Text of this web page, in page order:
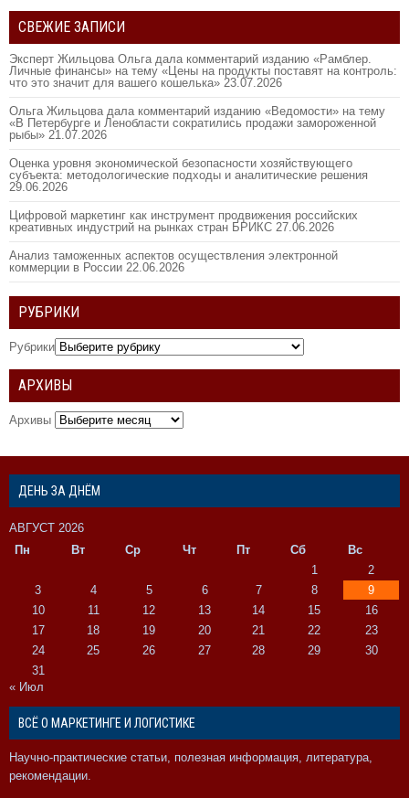
СВЕЖИЕ ЗАПИСИ
Эксперт Жильцова Ольга дала комментарий изданию «Рамблер.
Личные финансы» на тему «Цены на продукты поставят на контроль:
что это значит для вашего кошелька» 23.07.2026
Ольга Жильцова дала комментарий изданию «Ведомости» на тему
«В Петербурге и Ленобласти сократились продажи замороженной
рыбы» 21.07.2026
Оценка уровня экономической безопасности хозяйствующего
субъекта: методологические подходы и аналитические решения
29.06.2026
Цифровой маркетинг как инструмент продвижения российских
креативных индустрий на рынках стран БРИКС 27.06.2026
Анализ таможенных аспектов осуществления электронной
коммерции в России 22.06.2026
РУБРИКИ
Рубрики
АРХИВЫ
Архивы
ДЕНЬ ЗА ДНЁМ
АВГУСТ 2026
Пн
Вт Ср Чт Пт Сб
Вс
1
2
3
4 5 6 7 8
9
10
11 12 13 14 15
16
17
18 19 20 21 22
23
24
25 26 27 28 29
30
31
« Июл
ВСЁ О МАРКЕТИНГЕ И ЛОГИСТИКЕ
Научно-практические статьи, полезная информация, литература,
рекомендации.